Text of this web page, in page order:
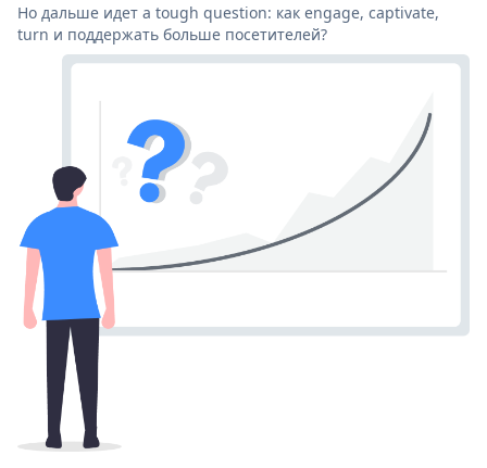
Но дальше идет a tough question: как engage, captivate,
turn и поддержать больше посетителей?